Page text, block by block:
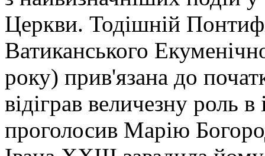
Церкви. Тодішній
Ватиканського
року) прив'язана до
відіграв величезну роль
проголосив Марію